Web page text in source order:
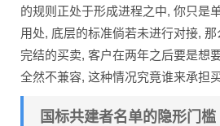
的规则正处于形成进程之中, 你只是
用处, 底层的标准倘若未进行对接,
完结的买卖, 客户在两年之后要是想
全然不兼容, 这种情况究竟谁来承担
国标共建者名单的隐形门槛